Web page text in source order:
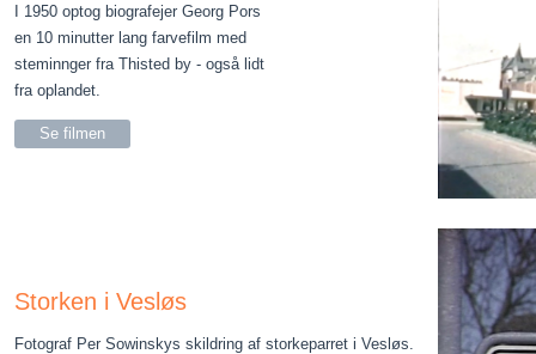
I 1950 optog biografejer Georg Pors
en 10 minutter lang farvefilm med
steminnger fra Thisted by - også lidt
fra oplandet.
Se filmen
Storken i Vesløs
Fotograf Per Sowinskys skildring af storkeparret i Vesløs.